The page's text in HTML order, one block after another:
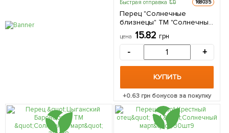
Быстрая отправка 168035
Перец "Солнечные
близнецы" ТМ "Солнечный
март" 30шт
цена 15.82 грн
- +
КУПИТЬ
+0.63 грн бонусов за покупку